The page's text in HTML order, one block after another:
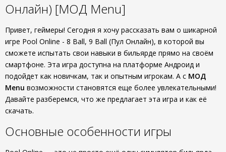
Онлайн) [МОД Menu]
Привет, геймеры! Сегодня я хочу рассказать вам о шикарной
игре Pool Online - 8 Ball, 9 Ball (Пул Онлайн), в которой вы
сможете испытать свои навыки в бильярде прямо на своём
смартфоне. Эта игра доступна на платформе Андроид и
подойдет как новичкам, так и опытным игрокам. А с МОД
Menu возможности становятся еще более увлекательными!
Давайте разберемся, что же предлагает эта игра и как её
скачать.
Основные особенности игры